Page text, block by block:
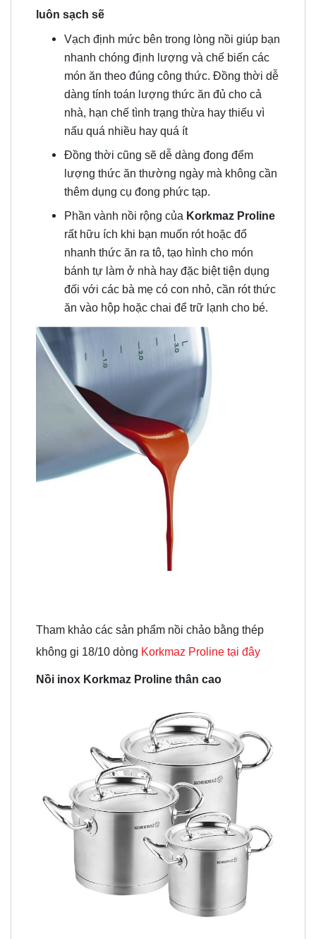
luôn sạch sẽ
Vạch định mức bên trong lòng nồi giúp bạn
nhanh chóng định lượng và chế biến các
món ăn theo đúng công thức. Đồng thời dễ
dàng tính toán lượng thức ăn đủ cho cả
nhà, hạn chế tình trạng thừa hay thiếu vì
nấu quá nhiều hay quá ít
Đồng thời cũng sẽ dễ dàng đong đếm
lượng thức ăn thường ngày mà không cần
thêm dụng cụ đong phức tạp.
Phần vành nồi rộng của Korkmaz Proline
rất hữu ích khi bạn muốn rót hoặc đổ
nhanh thức ăn ra tô, tạo hình cho món
bánh tự làm ở nhà hay đặc biệt tiện dụng
đối với các bà mẹ có con nhỏ, cần rót thức
ăn vào hộp hoặc chai để trữ lạnh cho bé.
Tham khảo các sản phẩm nồi chảo bằng thép
không gi 18/10 dòng Korkmaz Proline tại đây
Nồi inox Korkmaz Proline thân cao